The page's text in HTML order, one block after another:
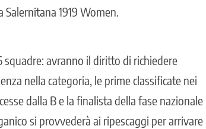
Salernitana 1919 Women.
squadre: avranno il diritto di richiedere
nella categoria, le prime classificate nei
dalla B e la finalista della fase nazionale
si provvederà ai ripescaggi per arrivare